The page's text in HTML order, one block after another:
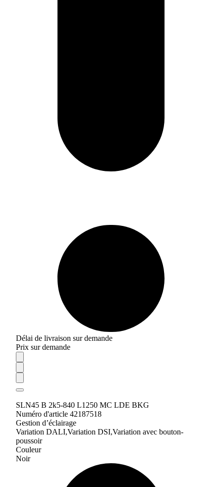
Délai de livraison sur demande
Prix sur demande
SLN45 B 2k5-840 L1250 MC LDE BKG
Numéro d'article 42187518
Gestion d’éclairage
Variation DALI,Variation DSI,Variation avec bouton-
poussoir
Couleur
Noir